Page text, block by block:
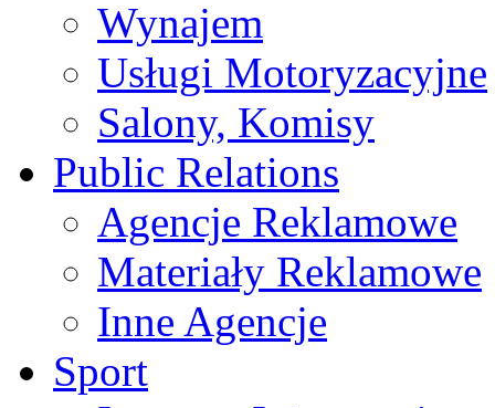
Wynajem
Usługi Motoryzacyjne
Salony, Komisy
Public Relations
Agencje Reklamowe
Materiały Reklamowe
Inne Agencje
Sport